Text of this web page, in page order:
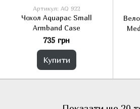
Артикул: AQ 922
Чохол Aquapac Small
Armband Case
735 грн
Купити